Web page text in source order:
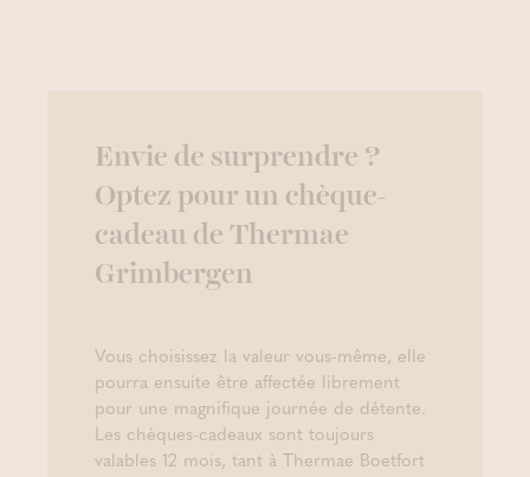
Envie de surprendre ?
Optez pour un chèque-
cadeau de Thermae
Grimbergen
Vous choisissez la valeur vous-même, elle
pourra ensuite être affectée librement
pour une magnifique journée de détente.
Les chèques-cadeaux sont toujours
valables 12 mois, tant à Thermae Boetfort